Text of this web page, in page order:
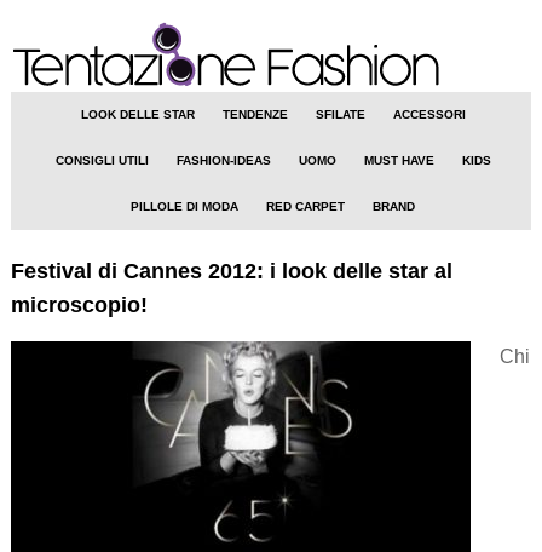
LOOK DELLE STAR TENDENZE SFILATE ACCESSORI
CONSIGLI UTILI FASHION-IDEAS UOMO MUST HAVE KIDS
PILLOLE DI MODA RED CARPET BRAND
Festival di Cannes 2012: i look delle star al
microscopio!
Chi